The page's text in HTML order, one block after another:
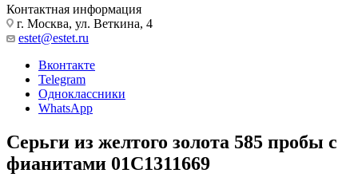
Контактная информация
г. Москва, ул. Веткина, 4
estet@estet.ru
Вконтакте
Telegram
Одноклассники
WhatsApp
Серьги из желтого золота 585 пробы с
фианитами 01С1311669